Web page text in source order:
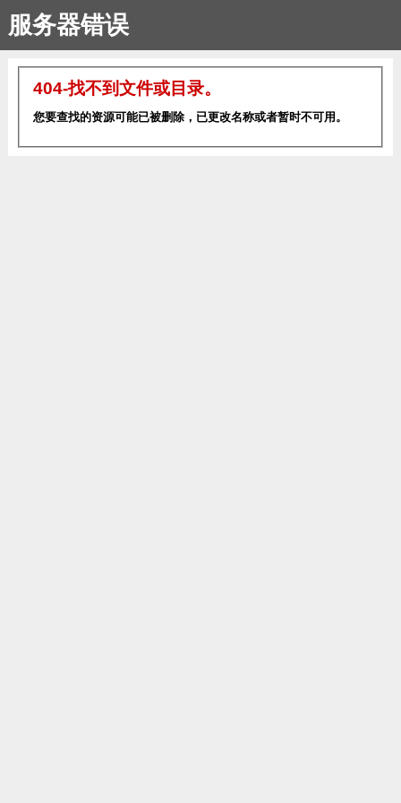
服务器错误
404-找不到文件或目录。
您要查找的资源可能已被删除，已更改名称或者暂时不可用。